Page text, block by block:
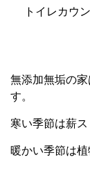
トイレカウ
無添加無垢の
す。
寒い季節は薪
暖かい季節は